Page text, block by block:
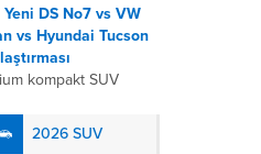
Yaris
ve Peugeot 2008,
kullanıcıların
teknolojisindeki
DS No7 vs VW
vs Hyundai Tucson
kompakt SUV
2027 DS No7,
2026 SUV